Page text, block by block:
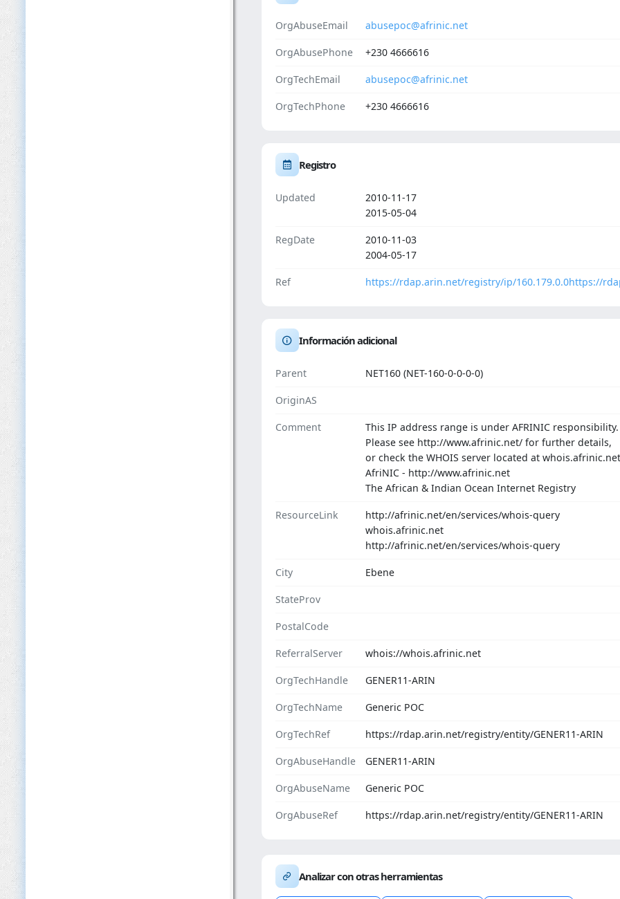
OrgAbuseEmail abusepoc@afrinic.net
OrgAbusePhone +230 4666616
OrgTechEmail abusepoc@afrinic.net
OrgTechPhone +230 4666616
Registro
Updated
2010-11-17
2015-05-04
RegDate
2010-11-03
2004-05-17
Ref https://rdap.arin.net/registry/ip/160.179.0.0https://
Información adicional
Parent NET160 (NET-160-0-0-0-0)
OriginAS
Comment
This IP address range is under AFRINIC responsibility.
Please see http://www.afrinic.net/ for further details,
or check the WHOIS server located at
AfriNIC - http://www.afrinic.net
The African & Indian Ocean Internet Registry
ResourceLink
http://afrinic.net/en/services/whois-query
whois.afrinic.net
http://afrinic.net/en/services/whois-query
City Ebene
StateProv
PostalCode
ReferralServer whois://whois.afrinic.net
OrgTechHandle GENER11-ARIN
OrgTechName Generic POC
OrgTechRef https://rdap.arin.net/registry/entity/GENER11-ARIN
OrgAbuseHandle GENER11-ARIN
OrgAbuseName Generic POC
OrgAbuseRef https://rdap.arin.net/registry/entity/GENER11-ARIN
Analizar con otras herramientas